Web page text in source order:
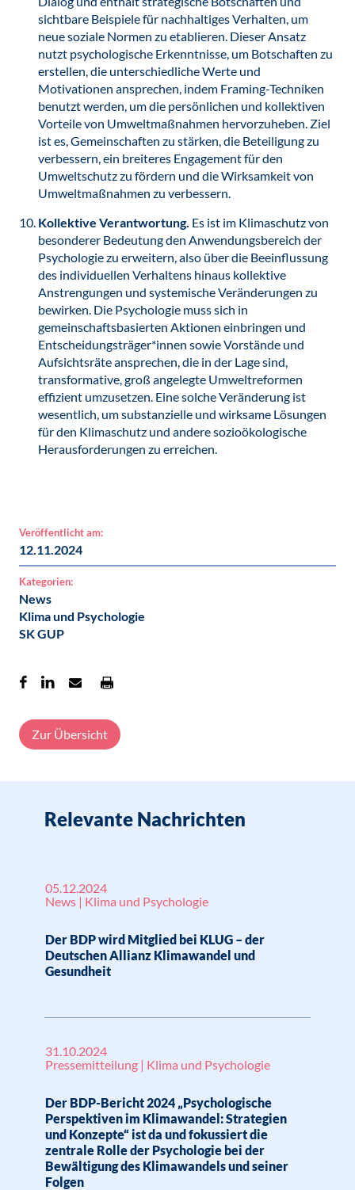
sichtbare Beispiele für nachhaltiges Verhalten, um
neue soziale Normen zu etablieren. Dieser Ansatz
nutzt psychologische Erkenntnisse, um Botschaften zu
erstellen, die unterschiedliche Werte und
Motivationen ansprechen, indem Framing-Techniken
benutzt werden, um die persönlichen und kollektiven
Vorteile von Umweltmaßnahmen hervorzuheben. Ziel
ist es, Gemeinschaften zu stärken, die Beteiligung zu
verbessern, ein breiteres Engagement für den
Umweltschutz zu fördern und die Wirksamkeit von
Umweltmaßnahmen zu verbessern.
Kollektive Verantwortung. Es ist im Klimaschutz von
besonderer Bedeutung den Anwendungsbereich der
Psychologie zu erweitern, also über die Beeinflussung
des individuellen Verhaltens hinaus kollektive
Anstrengungen und systemische Veränderungen zu
bewirken. Die Psychologie muss sich in
gemeinschaftsbasierten Aktionen einbringen und
Entscheidungsträger*innen sowie Vorstände und
Aufsichtsräte ansprechen, die in der Lage sind,
transformative, groß angelegte Umweltreformen
effizient umzusetzen. Eine solche Veränderung ist
wesentlich, um substanzielle und wirksame Lösungen
für den Klimaschutz und andere sozioökologische
Herausforderungen zu erreichen.
Veröffentlicht am:
12.11.2024
Kategorien:
News
Klima und Psychologie
SK GUP
Zur Übersicht
Relevante Nachrichten
05.12.2024
News | Klima und Psychologie
Der BDP wird Mitglied bei KLUG – der
Deutschen Allianz Klimawandel und
Gesundheit
31.10.2024
Pressemitteilung | Klima und Psychologie
Der BDP-Bericht 2024 „Psychologische
Perspektiven im Klimawandel: Strategien
und Konzepte“ ist da und fokussiert die
zentrale Rolle der Psychologie bei der
Bewältigung des Klimawandels und seiner
Folgen